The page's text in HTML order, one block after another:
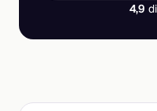
4,9